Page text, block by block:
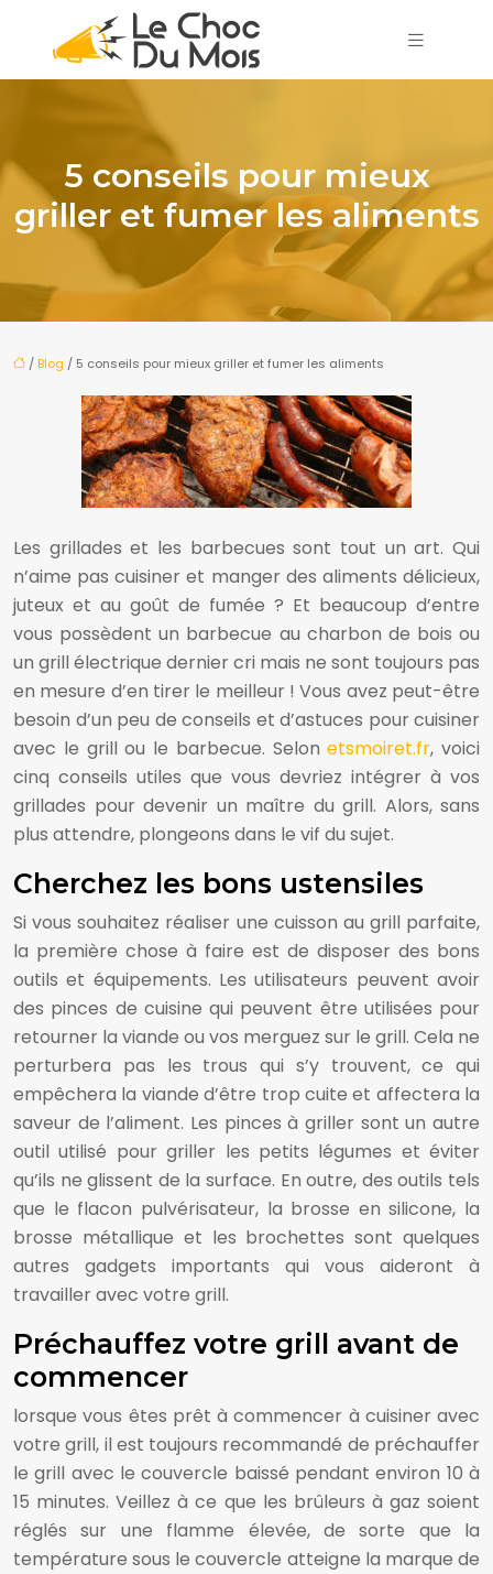
5 conseils pour mieux
griller et fumer les aliments
/Blog / 5 conseils pour mieux griller et fumer les aliments
Les grillades et les barbecues sont tout un art. Qui
n’aime pas cuisiner et manger des aliments délicieux,
juteux et au goût de fumée ? Et beaucoup d’entre
vous possèdent un barbecue au charbon de bois ou
un grill électrique dernier cri mais ne sont toujours pas
en mesure d’en tirer le meilleur ! Vous avez peut-être
besoin d’un peu de conseils et d’astuces pour cuisiner
avec le grill ou le barbecue. Selonetsmoiret.fr, voici
cinq conseils utiles que vous devriez intégrer à vos
grillades pour devenir un maître du grill. Alors, sans
plus attendre, plongeons dans le vif du sujet.
Cherchez les bons ustensiles
Si vous souhaitez réaliser une cuisson au grill parfaite,
la première chose à faire est de disposer des bons
outils et équipements. Les utilisateurs peuvent avoir
des pinces de cuisine qui peuvent être utilisées pour
retourner la viande ou vos merguez sur le grill. Cela ne
perturbera pas les trous qui s’y trouvent, ce qui
empêchera la viande d’être trop cuite et affectera la
saveur de l’aliment. Les pinces à griller sont un autre
outil utilisé pour griller les petits légumes et éviter
qu’ils ne glissent de la surface. En outre, des outils tels
que le flacon pulvérisateur, la brosse en silicone, la
brosse métallique et les brochettes sont quelques
autres gadgets importants qui vous aideront à
travailler avec votre grill.
Préchauffez votre grill avant de
commencer
lorsque vous êtes prêt à commencer à cuisiner avec
votre grill, il est toujours recommandé de préchauffer
le grill avec le couvercle baissé pendant environ 10 à
15 minutes. Veillez à ce que les brûleurs à gaz soient
réglés sur une flamme élevée, de sorte que la
température sous le couvercle atteigne la marque de